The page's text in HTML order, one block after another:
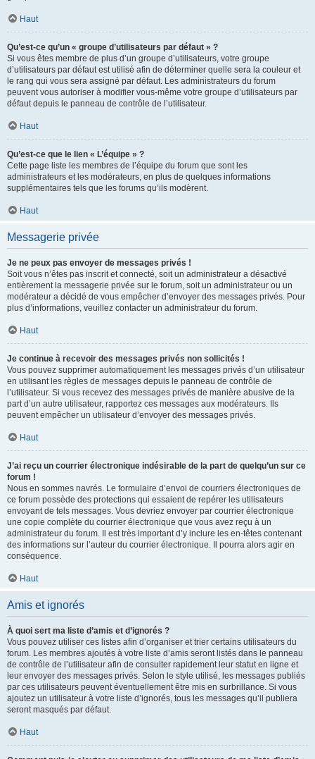
Haut
Qu’est-ce qu’un « groupe d’utilisateurs par défaut » ?
Si vous êtes membre de plus d’un groupe d’utilisateurs, votre groupe
d’utilisateurs par défaut est utilisé afin de déterminer quelle sera la couleur et
le rang qui vous sera assigné par défaut. Les administrateurs du forum
peuvent vous autoriser à modifier vous-même votre groupe d’utilisateurs par
défaut depuis le panneau de contrôle de l’utilisateur.
Haut
Qu’est-ce que le lien « L’équipe » ?
Cette page liste les membres de l’équipe du forum que sont les
administrateurs et les modérateurs, en plus de quelques informations
supplémentaires tels que les forums qu’ils modèrent.
Haut
Messagerie privée
Je ne peux pas envoyer de messages privés !
Soit vous n’êtes pas inscrit et connecté, soit un administrateur a désactivé
entièrement la messagerie privée sur le forum, soit un administrateur ou un
modérateur a décidé de vous empêcher d’envoyer des messages privés. Pour
plus d’informations, veuillez contacter un administrateur du forum.
Haut
Je continue à recevoir des messages privés non sollicités !
Vous pouvez supprimer automatiquement les messages privés d’un utilisateur
en utilisant les règles de messages depuis le panneau de contrôle de
l’utilisateur. Si vous recevez des messages privés de manière abusive de la
part d’un autre utilisateur, rapportez ces messages aux modérateurs. Ils
peuvent empêcher un utilisateur d’envoyer des messages privés.
Haut
J’ai reçu un courrier électronique indésirable de la part de quelqu’un sur ce
forum !
Nous en sommes navrés. Le formulaire d’envoi de courriers électroniques de
ce forum possède des protections qui essaient de repérer les utilisateurs
envoyant de tels messages. Vous devriez envoyer par courrier électronique
une copie complète du courrier électronique que vous avez reçu à un
administrateur du forum. Il est très important d’y inclure les en-têtes contenant
des informations sur l’auteur du courrier électronique. Il pourra alors agir en
conséquence.
Haut
Amis et ignorés
À quoi sert ma liste d’amis et d’ignorés ?
Vous pouvez utiliser ces listes afin d’organiser et trier certains utilisateurs du
forum. Les membres ajoutés à votre liste d’amis seront listés dans le panneau
de contrôle de l’utilisateur afin de consulter rapidement leur statut en ligne et
leur envoyer des messages privés. Selon le style utilisé, les messages publiés
par ces utilisateurs peuvent éventuellement être mis en surbrillance. Si vous
ajoutez un utilisateur à votre liste d’ignorés, tous les messages qu’il publiera
seront masqués par défaut.
Haut